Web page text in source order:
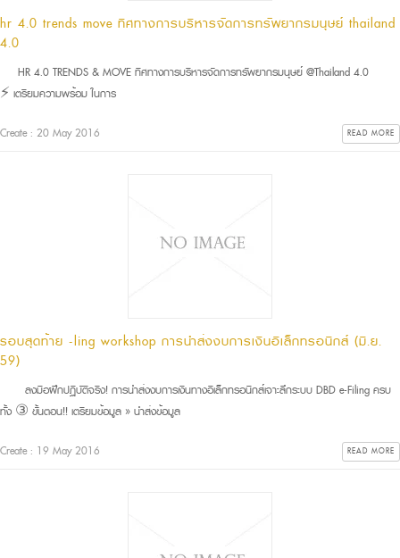
hr 4.0 trends move ทิศทางการบริหารจัดการทรัพยากรมนุษย์ thailand
4.0
HR 4.0 TRENDS & MOVE ทิศทางการบริหารจัดการทรัพยากรมนุษย์ @Thailand 4.0
⚡ เตรียมความพร้อม ในการ
Create : 20 May 2016 READ MORE
รอบสุดท้าย -filing workshop การนำส่งงบการเงินอิเล็กทรอนิกส์ (มิ.ย.
59)
ลงมือฝึกปฏิบัติจริง! การนำส่งงบการเงินทางอิเล็กทรอนิกส์เจาะลึกระบบ DBD e-Filing ครบ
ทั้ง ③ ขั้นตอน!! เตรียมข้อมูล » นำส่งข้อมูล
Create : 19 May 2016 READ MORE